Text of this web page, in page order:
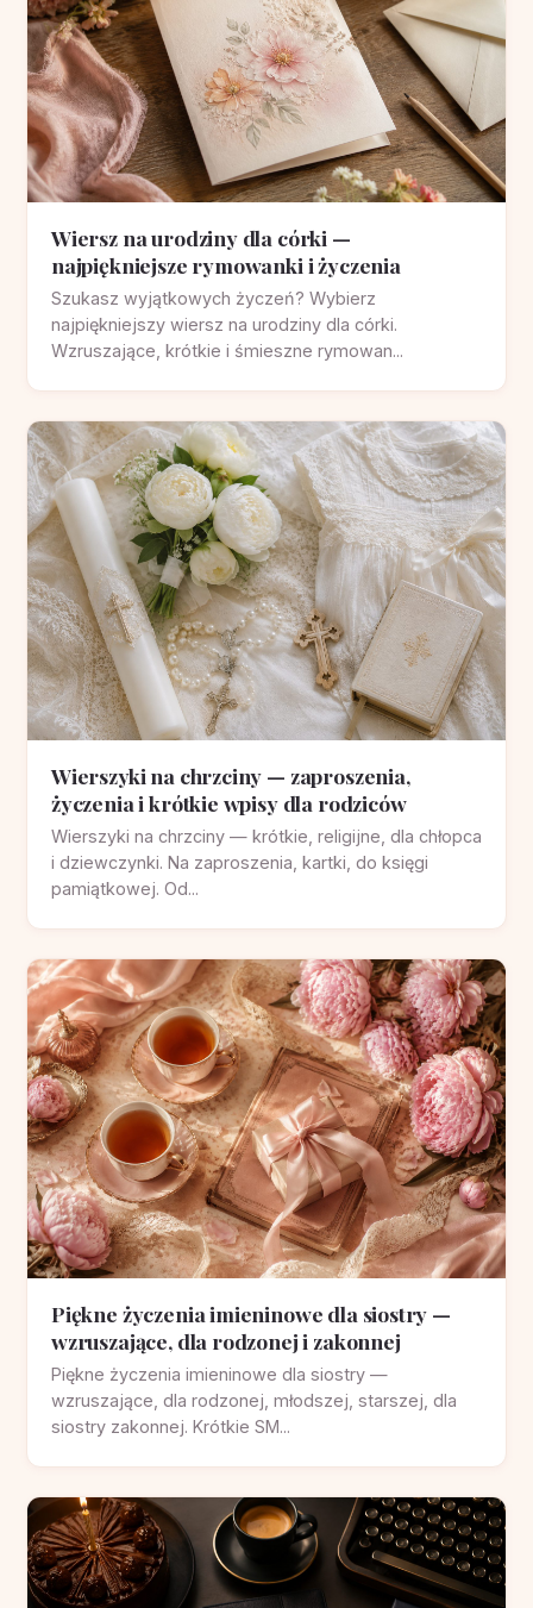
Wiersz na urodziny dla córki —
najpiękniejsze rymowanki i życzenia
Szukasz wyjątkowych życzeń? Wybierz
najpiękniejszy wiersz na urodziny dla córki.
Wzruszające, krótkie i śmieszne rymowan...
Wierszyki na chrzciny — zaproszenia,
życzenia i krótkie wpisy dla rodziców
Wierszyki na chrzciny — krótkie, religijne, dla chłopca
i dziewczynki. Na zaproszenia, kartki, do księgi
pamiątkowej. Od...
Piękne życzenia imieninowe dla siostry —
wzruszające, dla rodzonej i zakonnej
Piękne życzenia imieninowe dla siostry —
wzruszające, dla rodzonej, młodszej, starszej, dla
siostry zakonnej. Krótkie SM...